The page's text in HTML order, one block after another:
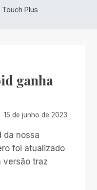
Plus
ganha
15 de junho de 2023
da nossa
foi atualizado
versão traz